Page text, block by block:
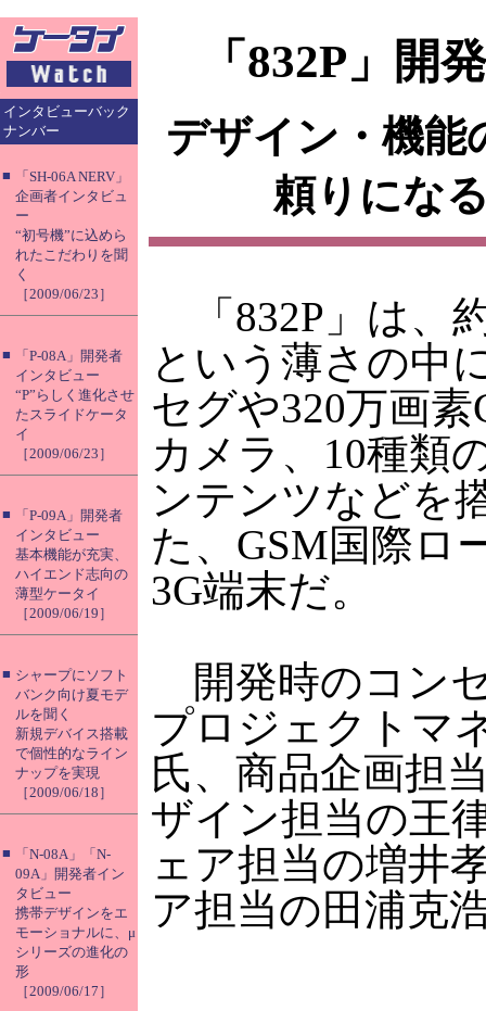
インタビューバック
ナンバー
■
「SH-06A NERV」
企画者インタビュ
ー
“初号機”に込めら
れたこだわりを聞
く
［2009/06/23］
■
「P-08A」開発者
インタビュー
“P”らしく進化させ
たスライドケータ
イ
［2009/06/23］
■
「P-09A」開発者
インタビュー
基本機能が充実、
ハイエンド志向の
薄型ケータイ
［2009/06/19］
■ シャープにソフト
バンク向け夏モデ
ルを聞く
新規デバイス搭載
で個性的なライン
ナップを実現
［2009/06/18］
■
「N-08A」「N-
09A」開発者イン
タビュー
携帯デザインをエ
モーショナルに、μ
シリーズの進化の
形
［2009/06/17］
「832P」開
デザイン・機能
頼りにな
「832P」は、
という薄さの中
セグや320万画素
カメラ、10種類
ンテンツなどを
た、GSM国際ロ
3G端末だ。
開発時のコン
プロジェクトマ
氏、商品企画担
ザイン担当の王
ェア担当の増井
ア担当の田浦克